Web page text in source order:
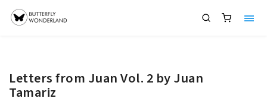
Letters from Juan Vol. 2 by Juan
Tamariz